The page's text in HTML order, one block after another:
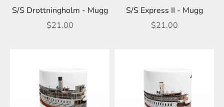
S/S Drottningholm - Mugg
REA-pris
$21.00
S/S Express II - Mugg
REA-pris
$21.00